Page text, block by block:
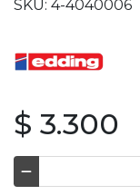
SKU: 4-4040006
$ 3.300